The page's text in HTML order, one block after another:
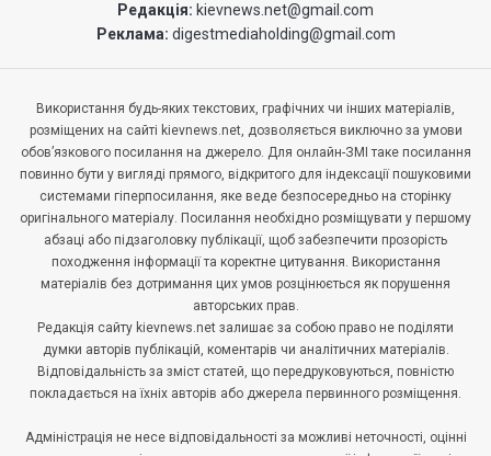
Редакція: kievnews.net@gmail.com
Реклама: digestmediaholding@gmail.com
Використання будь-яких текстових, графічних чи інших матеріалів,
розміщених на сайті kievnews.net, дозволяється виключно за умови
обов’язкового посилання на джерело. Для онлайн-ЗМІ таке посилання
повинно бути у вигляді прямого, відкритого для індексації пошуковими
системами гіперпосилання, яке веде безпосередньо на сторінку
оригінального матеріалу. Посилання необхідно розміщувати у першому
абзаці або підзаголовку публікації, щоб забезпечити прозорість
походження інформації та коректне цитування. Використання
матеріалів без дотримання цих умов розцінюється як порушення
авторських прав.
Редакція сайту kievnews.net залишає за собою право не поділяти
думки авторів публікацій, коментарів чи аналітичних матеріалів.
Відповідальність за зміст статей, що передруковуються, повністю
покладається на їхніх авторів або джерела первинного розміщення.
Адміністрація не несе відповідальності за можливі неточності, оцінні